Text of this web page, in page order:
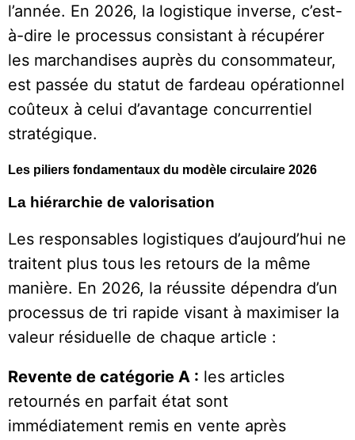
l’année. En 2026, la logistique inverse, c’est-
à-dire le processus consistant à récupérer
les marchandises auprès du consommateur,
est passée du statut de fardeau opérationnel
coûteux à celui d’avantage concurrentiel
stratégique.
Les piliers fondamentaux du modèle circulaire 2026
La hiérarchie de valorisation
Les responsables logistiques d’aujourd’hui ne
traitent plus tous les retours de la même
manière. En 2026, la réussite dépendra d’un
processus de tri rapide visant à maximiser la
valeur résiduelle de chaque article :
Revente de catégorie A : les articles
retournés en parfait état sont
immédiatement remis en vente après